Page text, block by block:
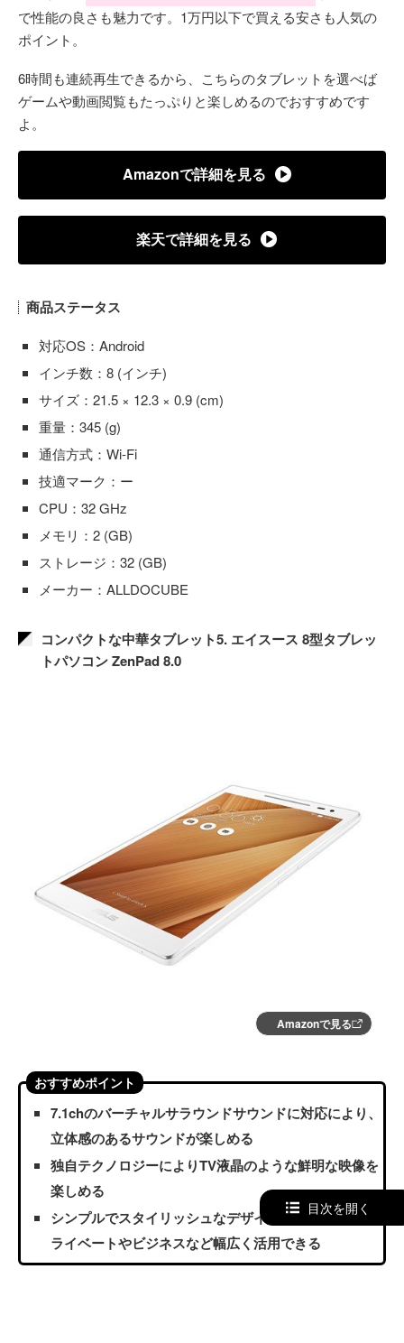
で性能の良さも魅力です。1万円以下で買える安さも人気の
ポイント。
6時間も連続再生できるから、こちらのタブレットを選べば
ゲームや動画閲覧もたっぷりと楽しめるのでおすすめです
よ。
Amazonで詳細を見る
楽天で詳細を見る
商品ステータス
対応OS：Android
インチ数：8 (インチ)
サイズ：21.5 × 12.3 × 0.9 (cm)
重量：345 (g)
通信方式：Wi-Fi
技適マーク：ー
CPU：32 GHz
メモリ：2 (GB)
ストレージ：32 (GB)
メーカー：ALLDOCUBE
コンパクトな中華タブレット5. エイスース 8型タブレッ
トパソコン ZenPad 8.0
Amazonで見る
おすすめポイント
7.1chのバーチャルサラウンドサウンドに対応により、
立体感のあるサウンドが楽しめる
独自テクノロジーによりTV液晶のような鮮明な映像を
楽しめる
シンプルでスタイリッシュなデザインがおしゃれでプ
ライベートやビジネスなど幅広く活用できる
目次を開く